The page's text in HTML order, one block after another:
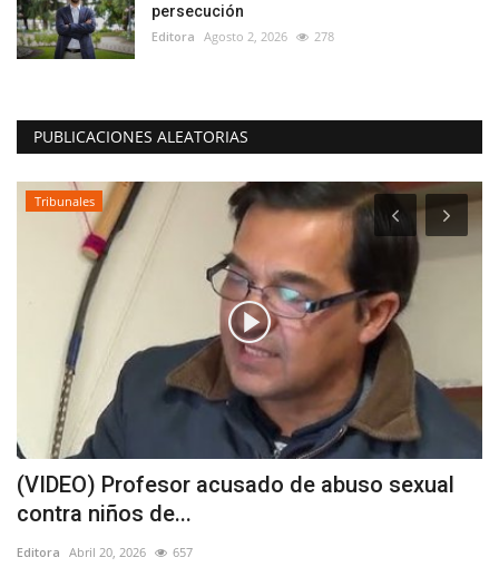
persecución
Editora Agosto 2, 2026 278
PUBLICACIONES ALEATORIAS
Tribunales
(VIDEO) Profesor acusado de abuso sexual
contra niños de...
Editora Abril 20, 2026 657